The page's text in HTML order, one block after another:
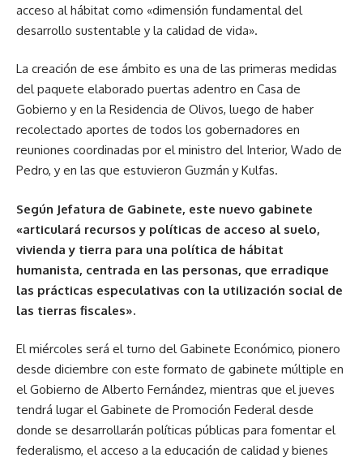
acceso al hábitat como «dimensión fundamental del
desarrollo sustentable y la calidad de vida».
La creación de ese ámbito es una de las primeras medidas
del paquete elaborado puertas adentro en Casa de
Gobierno y en la Residencia de Olivos, luego de haber
recolectado aportes de todos los gobernadores en
reuniones coordinadas por el ministro del Interior, Wado de
Pedro, y en las que estuvieron Guzmán y Kulfas.
Según Jefatura de Gabinete, este nuevo gabinete
«articulará recursos y políticas de acceso al suelo,
vivienda y tierra para una política de hábitat
humanista, centrada en las personas, que erradique
las prácticas especulativas con la utilización social de
las tierras fiscales».
El miércoles será el turno del Gabinete Económico, pionero
desde diciembre con este formato de gabinete múltiple en
el Gobierno de Alberto Fernández, mientras que el jueves
tendrá lugar el Gabinete de Promoción Federal desde
donde se desarrollarán políticas públicas para fomentar el
federalismo, el acceso a la educación de calidad y bienes